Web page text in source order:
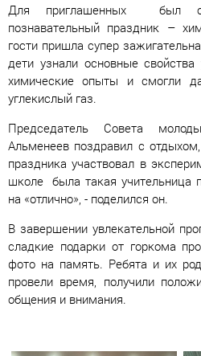
Для приглашенных был
познавательный праздник –
гости пришла супер
дети узнали основные свойства
химические опыты и смогли
углекислый газ.
Председатель Совета
Альменеев поздравил с
праздника участвовал в
школе была такая учительница
на «отлично», - поделился он.
В завершении увлекательной
сладкие подарки от горкома
фото на память. Ребята и их
провели время, получили
общения и внимания.